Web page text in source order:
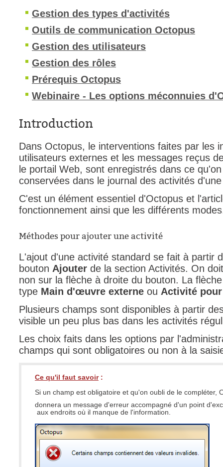
M'inscrire au
niveaux
Notes de
Octopus 5
Outils
Relations
requêtes
Résolution
rôles
service
sites
SLA
suivi par
Gestion des types d'activités
Outils de communication Octopus
Gestion des utilisateurs
Gestion des rôles
Prérequis Octopus
Webinaire - Les options méconnuies
Introduction
Dans Octopus, le interventions faites par les
utilisateurs externes et les messages reçus
le portail Web, sont enregistrés dans ce
conservées dans le journal des activités
C'est un élément essentiel d'Octopus et
fonctionnement ainsi que les différents
Méthodes pour ajouter une activité
L'ajout d'une activité standard se fait à partir
bouton Ajouter de la section Activités. On
non sur la flèche à droite du bouton. La
type Main d'œuvre externe ou Activité
Plusieurs champs sont disponibles à partir
visible un peu plus bas dans les activités
Les choix faits dans les options par
champs qui sont obligatoires ou non à la
Ce qu'il faut savoir:
Si un champ est obligatoire et qu'on oubli de le compléter,
donnera un message d'erreur accompagné d'un point
aux endroits où il manque de l'information.